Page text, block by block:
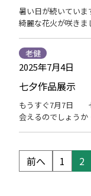
暑い日が続いてい
綺麗な花火が咲き
2025年7月4日
老健
七夕作品展示
もうすぐ7月7日
会えるのでしょう
前へ 1 2